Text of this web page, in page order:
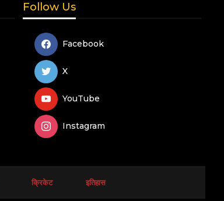
Follow Us
Facebook
X
YouTube
Instagram
क्रिकेट इतिहास